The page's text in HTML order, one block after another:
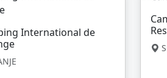
International de